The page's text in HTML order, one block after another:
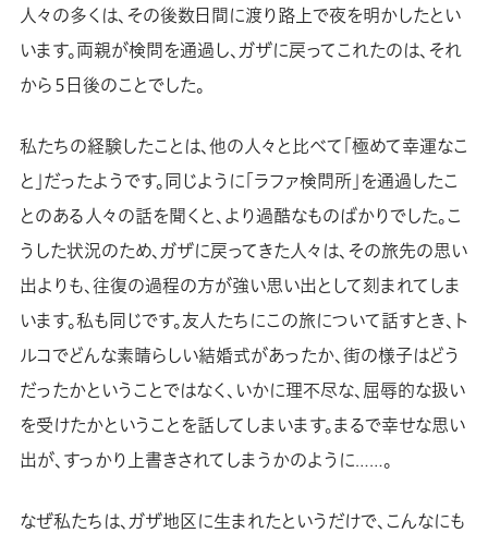
人々の多くは、その後数日間に渡り路上で夜を明かしたとい
います。両親が検問を通過し、ガザに戻ってこれたのは、それ
から５日後のことでした。
私たちの経験したことは、他の人々と比べて「極めて幸運なこ
と」だったようです。同じように「ラファ検問所」を通過したこ
とのある人々の話を聞くと、より過酷なものばかりでした。こ
うした状況のため、ガザに戻ってきた人々は、その旅先の思い
出よりも、往復の過程の方が強い思い出として刻まれてしま
います。私も同じです。友人たちにこの旅について話すとき、ト
ルコでどんな素晴らしい結婚式があったか、街の様子はどう
だったかということではなく、いかに理不尽な、屈辱的な扱い
を受けたかということを話してしまいます。まるで幸せな思い
出が、すっかり上書きされてしまうかのように……。
なぜ私たちは、ガザ地区に生まれたというだけで、こんなにも